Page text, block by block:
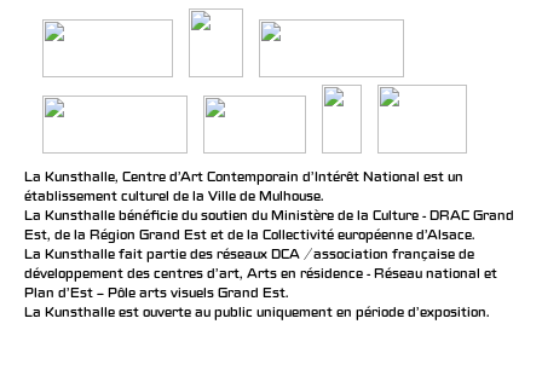
La Kunsthalle, Centre d’Art Contemporain d’Intérêt National est un
établissement culturel de la Ville de Mulhouse.
La Kunsthalle bénéficie du soutien du Ministère de la Culture - DRAC Grand
Est, de la Région Grand Est et de la Collectivité européenne d’Alsace.
La Kunsthalle fait partie des réseaux DCA / association française de
développement des centres d'art, Arts en résidence - Réseau national et
Plan d’Est – Pôle arts visuels Grand Est.
La Kunsthalle est ouverte au public uniquement en période d'exposition.